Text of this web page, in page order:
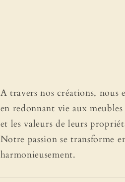
A travers nos créations,
en redonnant vie aux
et les valeurs de leurs
Notre passion se transforme
harmonieusement.